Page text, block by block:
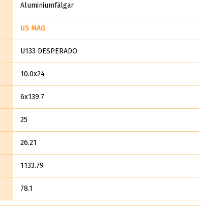
Aluminiumfälgar
US MAG
U133 DESPERADO
10.0x24
6x139.7
25
26.21
1133.79
78.1